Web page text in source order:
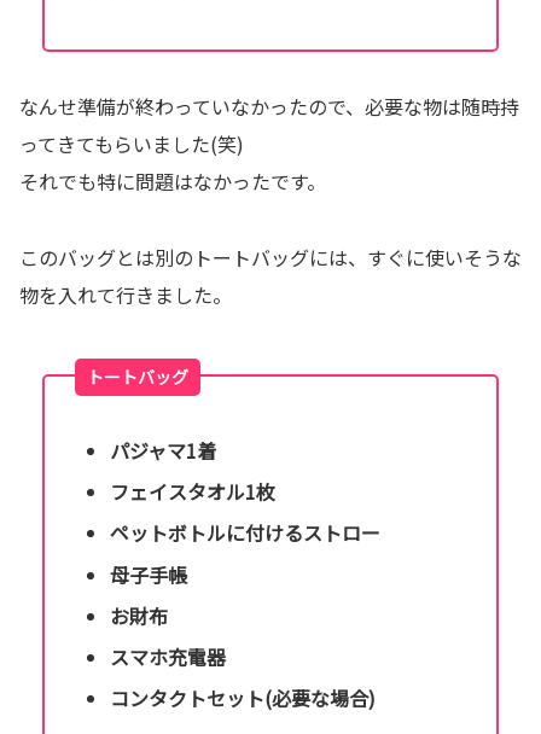
なんせ準備が終わっていなかったので、必要な物は随時持
ってきてもらいました(笑)
それでも特に問題はなかったです。
このバッグとは別のトートバッグには、すぐに使いそうな
物を入れて行きました。
トートバッグ
パジャマ1着
フェイスタオル1枚
ペットボトルに付けるストロー
母子手帳
お財布
スマホ充電器
コンタクトセット(必要な場合)